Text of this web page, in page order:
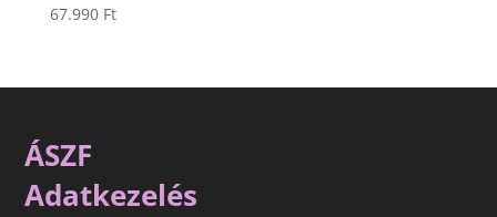
67.990 Ft
ÁSZF
Adatkezelés